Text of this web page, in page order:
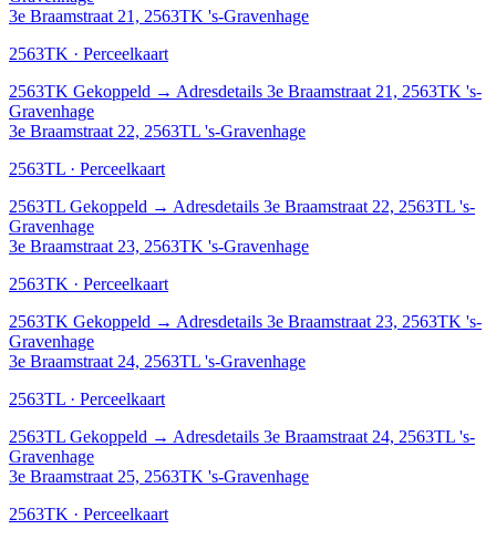
3e Braamstraat 21, 2563TK 's-Gravenhage
2563TK · Perceelkaart
2563TK Gekoppeld → Adresdetails 3e Braamstraat 21, 2563TK 's-
Gravenhage
3e Braamstraat 22, 2563TL 's-Gravenhage
2563TL · Perceelkaart
2563TL Gekoppeld → Adresdetails 3e Braamstraat 22, 2563TL 's-
Gravenhage
3e Braamstraat 23, 2563TK 's-Gravenhage
2563TK · Perceelkaart
2563TK Gekoppeld → Adresdetails 3e Braamstraat 23, 2563TK 's-
Gravenhage
3e Braamstraat 24, 2563TL 's-Gravenhage
2563TL · Perceelkaart
2563TL Gekoppeld → Adresdetails 3e Braamstraat 24, 2563TL 's-
Gravenhage
3e Braamstraat 25, 2563TK 's-Gravenhage
2563TK · Perceelkaart